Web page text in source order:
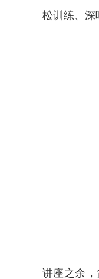
松训练、深
讲座之余